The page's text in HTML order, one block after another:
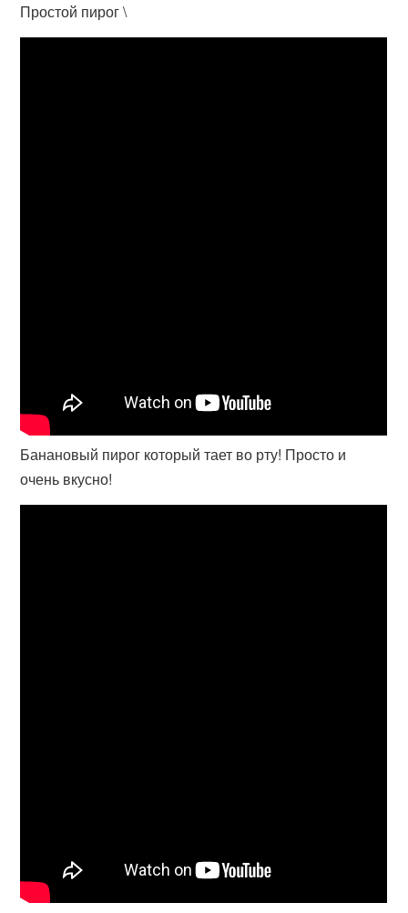
Простой пирог \
Банановый пирог который тает во рту! Просто и
очень вкусно!